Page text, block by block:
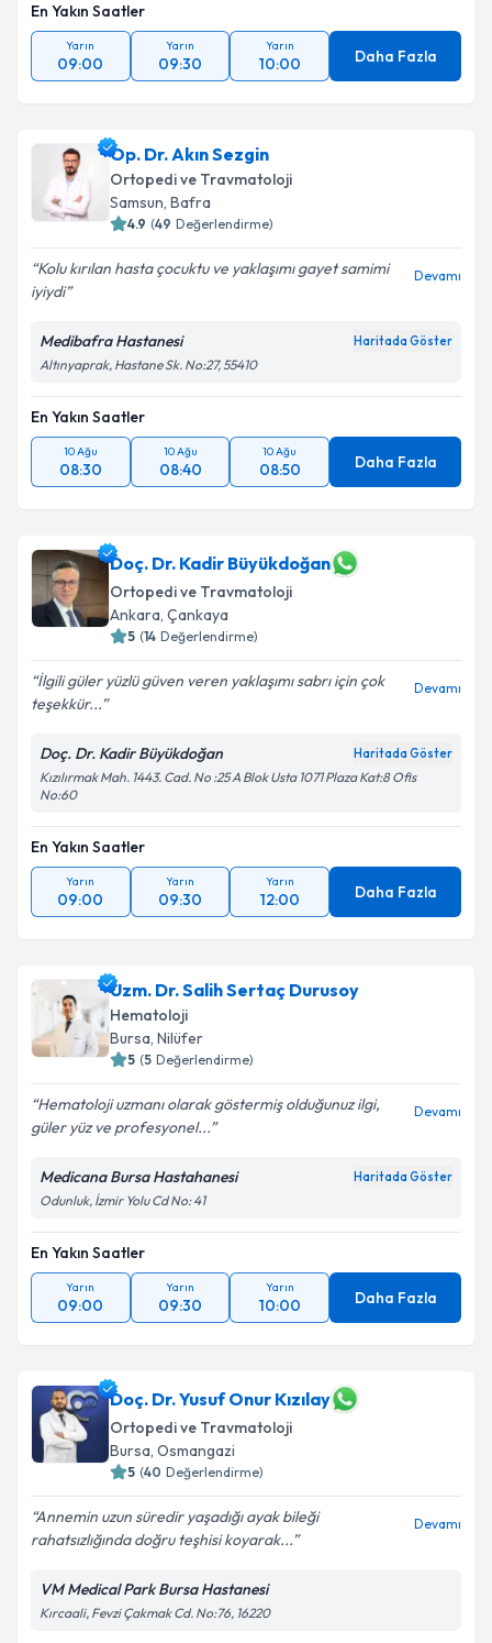
Takvim Talebini Gönder
En Yakın Saatler
Yarın
09:00
Yarın
09:30
Yarın
10:00 Daha Fazla
Op. Dr. Akın Sezgin
Ortopedi ve Travmatoloji
Samsun, Bafra
4.9 (49 Değerlendirme)
Kolu kırılan hasta çocuktu ve yaklaşımı gayet samimi
iyiydi
Devamı
Medibafra Hastanesi Haritada Göster
Altınyaprak, Hastane Sk. No:27, 55410
En Yakın Saatler
10 Ağu
08:30
10 Ağu
08:40
10 Ağu
08:50 Daha Fazla
Doç. Dr. Kadir Büyükdoğan
Ortopedi ve Travmatoloji
Ankara, Çankaya
5 (14 Değerlendirme)
İlgili güler yüzlü güven veren yaklaşımı sabrı için çok
teşekkür...
Devamı
Doç. Dr. Kadir Büyükdoğan Haritada Göster
Kızılırmak Mah. 1443. Cad. No :25 A Blok Usta 1071 Plaza Kat:8 Ofis
No:60
En Yakın Saatler
Yarın
09:00
Yarın
09:30
Yarın
12:00 Daha Fazla
Uzm. Dr. Salih Sertaç Durusoy
Hematoloji
Bursa, Nilüfer
5 (5 Değerlendirme)
Hematoloji uzmanı olarak göstermiş olduğunuz ilgi,
güler yüz ve profesyonel...
Devamı
Medicana Bursa Hastahanesi Haritada Göster
Odunluk, İzmir Yolu Cd No: 41
En Yakın Saatler
Yarın
09:00
Yarın
09:30
Yarın
10:00 Daha Fazla
Doç. Dr. Yusuf Onur Kızılay
Ortopedi ve Travmatoloji
Bursa, Osmangazi
5 (40 Değerlendirme)
Annemin uzun süredir yaşadığı ayak bileği
rahatsızlığında doğru teşhisi koyarak...
Devamı
VM Medical Park Bursa Hastanesi
Kırcaali, Fevzi Çakmak Cd. No:76, 16220